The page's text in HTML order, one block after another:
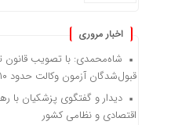
اخبار مروری
شاه‌محمدی: با تصویب قانون
قبول‌شدگان آزمون وکالت حدود ۱۰ سال بیشتر شده است
دیدار و گفتگوی پزشکیان با
اقتصادی و نظامی کشور